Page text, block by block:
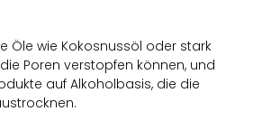
Öle wie Kokosnussöl oder stark
Poren verstopfen können, und
auf Alkoholbasis, die die